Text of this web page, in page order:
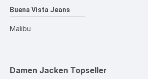
Buena Vista Jeans
Malibu
Damen Jacken Topseller